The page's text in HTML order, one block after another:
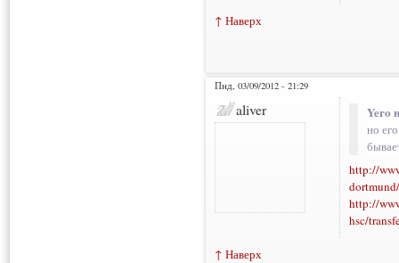
↑ Наверх
Пнд, 03/09/2012 - 21:29
aliver Yero
но
http://
http://
hsc/
↑ Наверх